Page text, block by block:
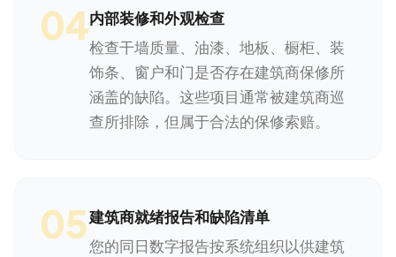
04内部装修和外观检查
检查干墙质量、油漆、地板、橱柜、装
饰条、窗户和门是否存在建筑商保修所
涵盖的缺陷。这些项目通常被建筑商巡
查所排除，但属于合法的保修索赔。
05建筑商就绪报告和缺陷清单
您的同日数字报告按系统组织以供建筑